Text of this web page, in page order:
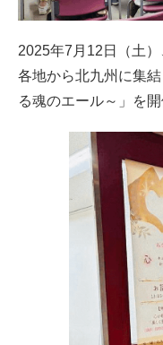
2025年7月12日（土
各地から北九州に集
る魂のエール～」を開